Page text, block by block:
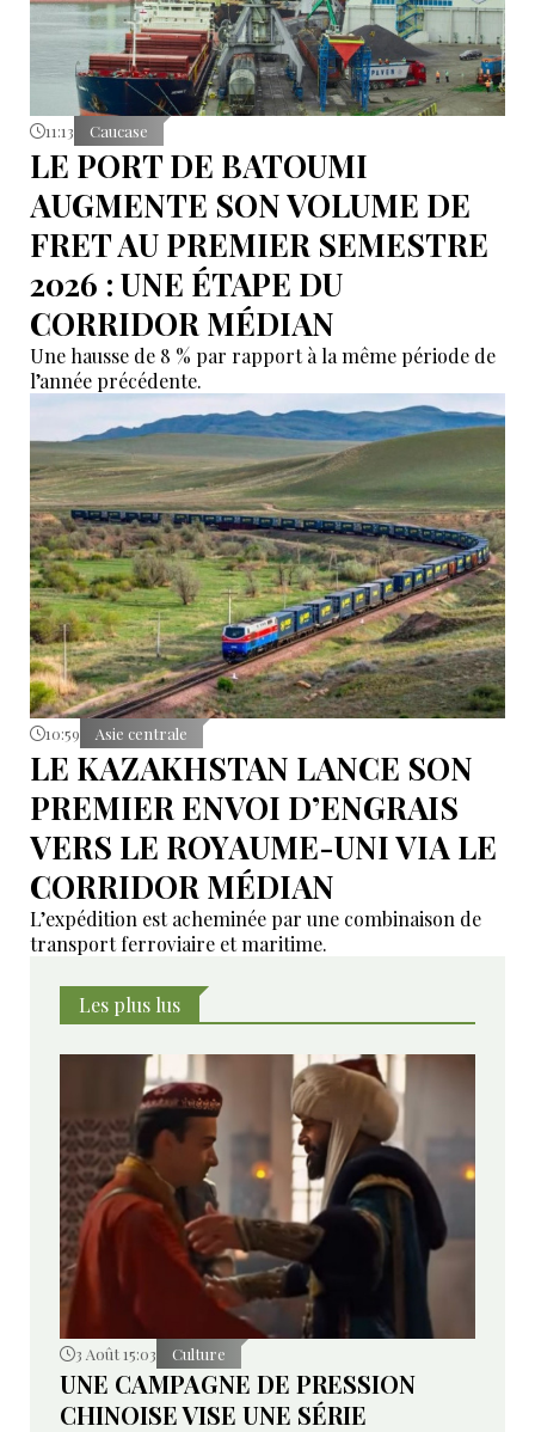
11:13 Caucase
LE PORT DE BATOUMI
AUGMENTE SON VOLUME DE
FRET AU PREMIER SEMESTRE
2026 : UNE ÉTAPE DU
CORRIDOR MÉDIAN
Une hausse de 8 % par rapport à la même période de
l’année précédente.
10:59 Asie centrale
LE KAZAKHSTAN LANCE SON
PREMIER ENVOI D’ENGRAIS
VERS LE ROYAUME-UNI VIA LE
CORRIDOR MÉDIAN
L’expédition est acheminée par une combinaison de
transport ferroviaire et maritime.
Les plus lus
3 Août 15:03 Culture
UNE CAMPAGNE DE PRESSION
CHINOISE VISE UNE SÉRIE